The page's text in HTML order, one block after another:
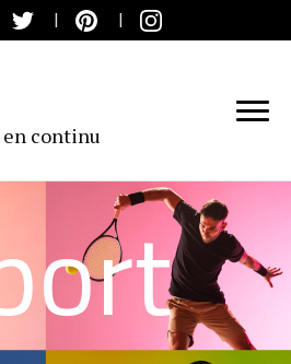
continu